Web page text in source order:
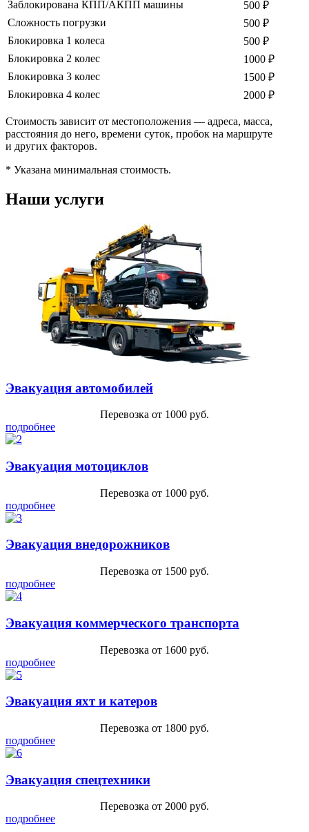
Заблокирована КПП/АКПП машины
500 ₽
Сложность погрузки
500 ₽
Блокировка 1 колеса
500 ₽
Блокировка 2 колес
1000 ₽
Блокировка 3 колес
1500 ₽
Блокировка 4 колес
2000 ₽
Стоимость зависит от местоположения — адреса, масса,
расстояния до него, времени суток, пробок на маршруте
и других факторов.
* Указана минимальная стоимость.
Наши услуги
Эвакуация автомобилей
Перевозка от 1000 руб.
подробнее
Эвакуация мотоциклов
Перевозка от 1000 руб.
подробнее
Эвакуация внедорожников
Перевозка от 1500 руб.
подробнее
Эвакуация коммерческого транспорта
Перевозка от 1600 руб.
подробнее
Эвакуация яхт и катеров
Перевозка от 1800 руб.
подробнее
Эвакуация спецтехники
Перевозка от 2000 руб.
подробнее